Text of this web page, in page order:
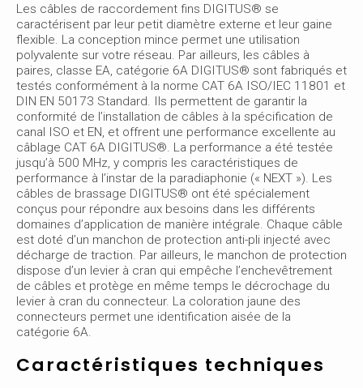
Les câbles de raccordement fins DIGITUS® se
caractérisent par leur petit diamètre externe et leur gaine
flexible. La conception mince permet une utilisation
polyvalente sur votre réseau. Par ailleurs, les câbles à
paires, classe EA, catégorie 6A DIGITUS® sont fabriqués et
testés conformément à la norme CAT 6A ISO/IEC 11801 et
DIN EN 50173 Standard. Ils permettent de garantir la
conformité de l’installation de câbles à la spécification de
canal ISO et EN, et offrent une performance excellente au
câblage CAT 6A DIGITUS®. La performance a été testée
jusqu’à 500 MHz, y compris les caractéristiques de
performance à l’instar de la paradiaphonie (« NEXT »). Les
câbles de brassage DIGITUS® ont été spécialement
conçus pour répondre aux besoins dans les différents
domaines d’application de manière intégrale. Chaque câble
est doté d’un manchon de protection anti-pli injecté avec
décharge de traction. Par ailleurs, le manchon de protection
dispose d’un levier à cran qui empêche l’enchevêtrement
de câbles et protège en même temps le décrochage du
levier à cran du connecteur. La coloration jaune des
connecteurs permet une identification aisée de la
catégorie 6A.
Caractéristiques techniques